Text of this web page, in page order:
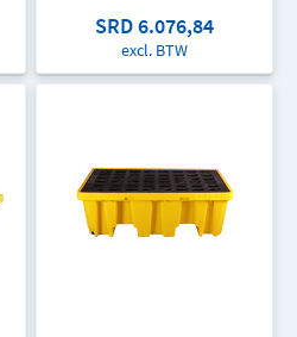
SRD 6.076,84
excl. BTW